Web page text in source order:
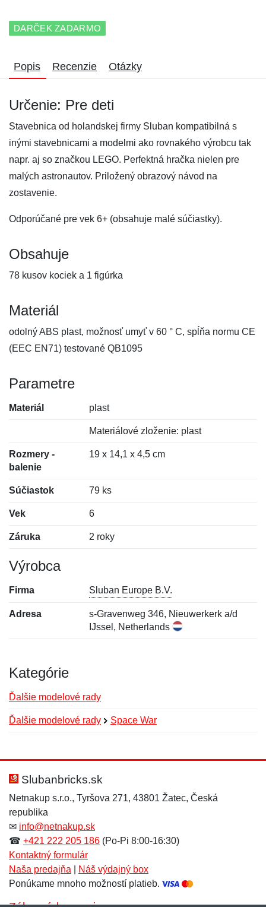
DARČEK ZADARMO
Popis Recenzie Otázky
Určenie: Pre deti
Stavebnica od holandskej firmy Sluban kompatibilná s
inými stavebnicami a modelmi ako rovnakého výrobcu tak
napr. aj so značkou LEGO. Perfektná hračka nielen pre
malých astronautov. Priložený obrazový návod na
zostavenie.
Odporúčané pre vek 6+ (obsahuje malé súčiastky).
Obsahuje
78 kusov kociek a 1 figúrka
Materiál
odolný ABS plast, možnosť umyť v 60 ° C, spĺňa normu CE
(EEC EN71) testované QB1095
Parametre
Materiál plast
Materiálové zloženie: plast
Rozmery -
balenie
19 x 14,1 x 4,5 cm
Súčiastok 79 ks
Vek 6
Záruka 2 roky
Výrobca
Firma Sluban Europe B.V.
Adresa
s-Gravenweg 346, Nieuwerkerk a/d
IJssel, Netherlands
Kategórie
Ďalšie modelové rady
Ďalšie modelové rady Space War
Hodnotenie:
Meno:*
E-mail:
Meno:
E-mail:*
Správa*
Slubanbricks.sk
Netnakup s.r.o., Tyršova 271, 43801 Žatec, Česká
republika
✉ info@netnakup.sk
☎ +421 222 205 186 (Po-Pi 8:00-16:30)
Kontaktný formulár
Naša predajňa
Náš výdajný box
Ponúkame mnoho možností platieb.